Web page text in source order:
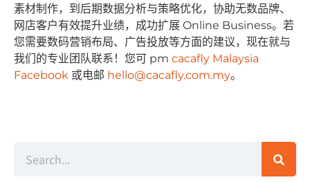
素材制作，到后期数据分析与策略优化，协助⽆数品牌、
⽹店客户有效提升业绩，成功扩展 Online Business。若
您需要数码营销布局、⼴告投放等⽅⾯的建议，现在就与
我们的专业团队联系！您可 pm cacafly Malaysia
Facebook 或电邮 hello@cacafly.com.my。